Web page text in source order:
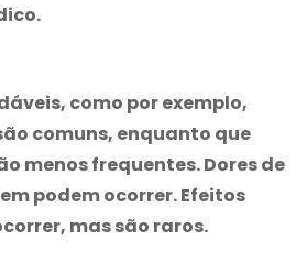
como por exemplo,
comuns, enquanto que
menos frequentes. Dores de
podem ocorrer. Efeitos
mas são raros.